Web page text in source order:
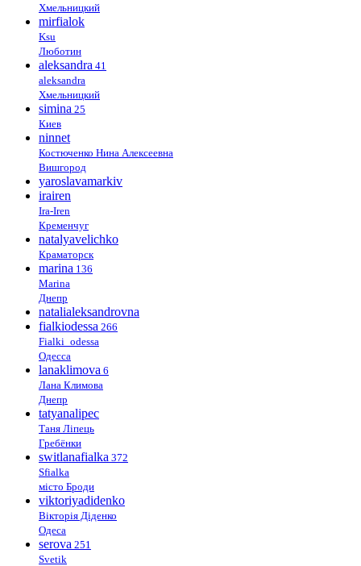
Хмельницкий
mirfialok
Ksu
Люботин
aleksandra 41
aleksandra
Хмельницкий
simina 25
Киев
ninnet
Костюченко Нина Алексеевна
Вишгород
yaroslavamarkiv
irairen
Ira-Iren
Кременчуг
natalyavelichko
Краматорск
marina 136
Marina
Днепр
natalialeksandrovna
fialkiodessa 266
Fialki_odessa
Одесса
lanaklimova 6
Лана Климова
Днепр
tatyanalipec
Таня Ліпець
Гребёнки
switlanafialka 372
Sfialka
місто Броди
viktoriyadidenko
Вікторія Діденко
Одеса
serova 251
Svetik